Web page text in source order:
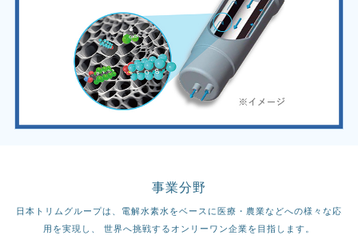
事業分野
日本トリムグループは、電解水素水をベースに医療・農業などへの様々な応
用を実現し、 世界へ挑戦するオンリーワン企業を目指します。